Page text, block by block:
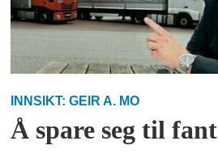
INNSIKT: GEIR A. MO
Å spare seg til fant